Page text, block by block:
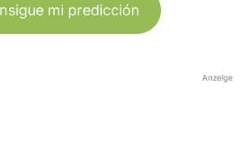
mi predicción
Anzeige